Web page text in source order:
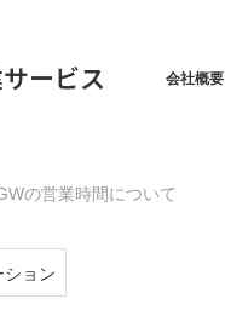
ービス 会社概要
の営業時間について
ション